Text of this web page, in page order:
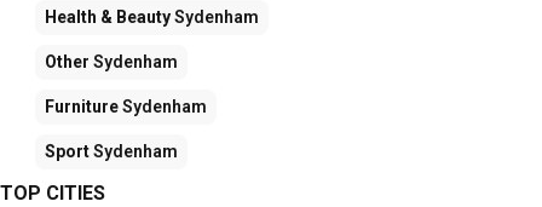
Health & BeautySydenham
Other Sydenham
FurnitureSydenham
SportSydenham
TOP CITIES